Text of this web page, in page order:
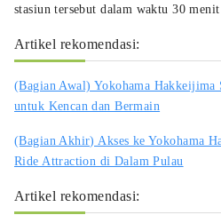
stasiun tersebut dalam waktu 30
Artikel rekomendasi:
(Bagian Awal) Yokohama Hakkeijima
untuk Kencan dan Bermain
(Bagian Akhir) Akses ke Yokohama
Ride Attraction di Dalam Pulau
Artikel rekomendasi: